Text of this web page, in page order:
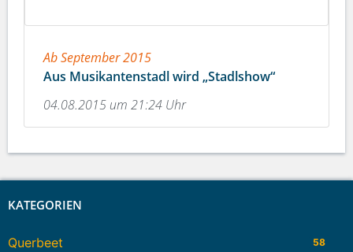
Ab September 2015
Aus Musikantenstadl wird „Stadlshow“
04.08.2015 um 21:24 Uhr
KATEGORIEN
Querbeet 58